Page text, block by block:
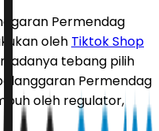
Permendag
oleh Tiktok Shop
adanya tebang pilih
Permendag
oleh regulator,